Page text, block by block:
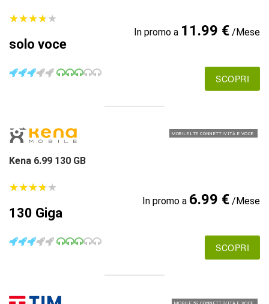
★★★★★
★★★★★
solo voce
In promo a 11.99 €/Mese
SCOPRI
MOBILE LTE CONNETTIVITÀ E VOCE
Kena 6.99 130 GB
★★★★★
★★★★★
130 Giga
In promo a 6.99 €/Mese
SCOPRI
MOBILE 5G CONNETTIVITÀ E VOCE